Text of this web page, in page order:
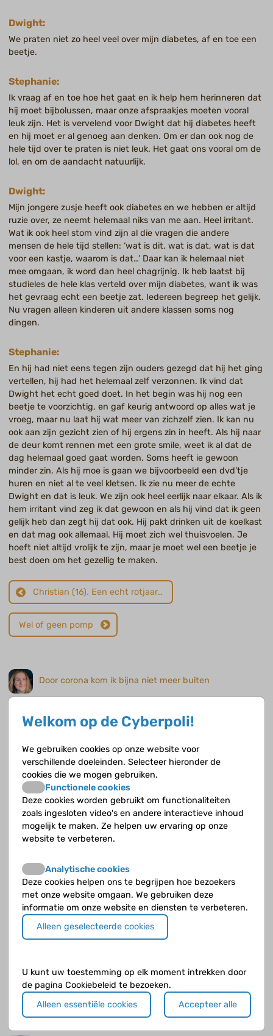
Dwight:
We praten niet zo heel veel over mijn diabetes, af en toe een
beetje.
Stephanie:
Ik vraag af en toe hoe het gaat en ik help hem herinneren dat
hij moet bijbolussen, maar onze afspraakjes moeten vooral
leuk zijn. Het is vervelend voor Dwight dat hij diabetes heeft
en hij moet er al genoeg aan denken. Om er dan ook nog de
hele tijd over te praten is niet leuk. Het gaat ons vooral om de
lol, en om de aandacht natuurlijk.
Dwight:
Mijn jongere zusje heeft ook diabetes en we hebben er altijd
ruzie over, ze neemt helemaal niks van me aan. Heel irritant.
Wat ik ook heel stom vind zijn al die vragen die andere
mensen de hele tijd stellen: ‘wat is dit, wat is dat, wat is dat
voor een kastje, waarom is dat…’ Daar kan ik helemaal niet
mee omgaan, ik word dan heel chagrijnig. Ik heb laatst bij
studieles de hele klas verteld over mijn diabetes, want ik was
het gevraag echt een beetje zat. Iedereen begreep het gelijk.
Nu vragen alleen kinderen uit andere klassen soms nog
dingen.
Stephanie:
En hij had niet eens tegen zijn ouders gezegd dat hij het ging
vertellen, hij had het helemaal zelf verzonnen. Ik vind dat
Dwight het echt goed doet. In het begin was hij nog een
beetje te voorzichtig, en gaf keurig antwoord op alles wat je
vroeg, maar nu laat hij wat meer van zichzelf zien. Ik kan nu
ook aan zijn gezicht zien of hij ergens zin in heeft. Als hij naar
de deur komt rennen met een grote smile, weet ik al dat de
dag helemaal goed gaat worden. Soms heeft ie gewoon
minder zin. Als hij moe is gaan we bijvoorbeeld een dvd’tje
huren en niet al te veel kletsen. Ik zie nu meer de echte
Dwight en dat is leuk. We zijn ook heel eerlijk naar elkaar. Als ik
hem irritant vind zeg ik dat gewoon en als hij vind dat ik geen
gelijk heb dan zegt hij dat ook. Hij pakt drinken uit de koelkast
en dat mag ook allemaal. Hij moet zich wel thuisvoelen. Je
hoeft niet altijd vrolijk te zijn, maar je moet wel een beetje je
best doen om het gezellig te maken.
Christian (16). Een echt rotjaar…
Wel of geen pomp
Door corona kom ik bijna niet meer buiten
Tetralogie van Fallot vastgesteld, een aangeboren hartafwijking, waarvoor zij
twee keer is geopereerd.
Zoeken naar de juiste dosering en combinatie van
medicijnen
Lidwien Hanff is ziekenhuisapotheker in het Prinses Maxima Centrum.
Finn (10). Mijn diabetes vind ik lastiger
Finn (10) heeft hypothyreoïdie en diabetes
Hope (14): Sinds ik goed ingesteld ben gaat leren me
weer goed af
Hope (14) heeft sinds 2,5 jaar diabetes.
Anouk (16): Ik ben weer op de insulinepen
overgestapt
Soleil (12): Dat ik bij coeliakie niet alles kon eten was
een mokerslag
Soleil (12) heeft zowel diabetes type 1 als coeliakie.
Welkom op de Cyberpoli!
We gebruiken cookies op onze website voor
verschillende doeleinden. Selecteer hieronder de
cookies die we mogen gebruiken.
Functionele cookies
Deze cookies worden gebruikt om functionaliteiten
zoals ingesloten video's en andere interactieve inhoud
mogelijk te maken. Ze helpen uw ervaring op onze
website te verbeteren.
Analytische cookies
Deze cookies helpen ons te begrijpen hoe bezoekers
met onze website omgaan. We gebruiken deze
informatie om onze website en diensten te verbeteren.
Alleen geselecteerde cookies
U kunt uw toestemming op elk moment intrekken door
de pagina Cookiebeleid te bezoeken.
Alleen essentiële cookies
Accepteer alle